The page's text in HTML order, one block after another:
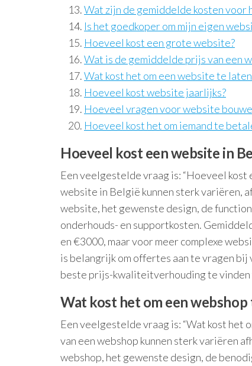
Wat zijn de gemiddelde kosten voor
Is het goedkoper om mijn eigen
Hoeveel kost een grote website?
Wat is de gemiddelde prijs van een
Wat kost het om een website te laten
Hoeveel kost website jaarlijks?
Hoeveel vragen voor website
Hoeveel kost het om iemand te
Hoeveel kost een website in
Een veelgestelde vraag is: “Hoeveel
website in België kunnen sterk variëren,
website, het gewenste design, de
onderhouds- en supportkosten.
en €3000, maar voor meer complexe
is belangrijk om offertes aan te vragen
beste prijs-kwaliteitverhouding te vinden
Wat kost het om een webshop
Een veelgestelde vraag is: “Wat kost het
van een webshop kunnen sterk variëren
webshop, het gewenste design, de